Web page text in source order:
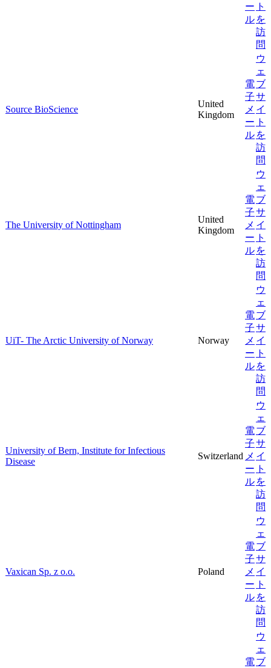
ー
ル
ト
を
訪
問
Source BioScience
United
Kingdom
電
子
メ
ー
ル
ウ
ェ
ブ
サ
イ
ト
を
訪
問
The University of Nottingham
United
Kingdom
電
子
メ
ー
ル
ウ
ェ
ブ
サ
イ
ト
を
訪
問
UiT- The Arctic University of Norway Norway
電
子
メ
ー
ル
ウ
ェ
ブ
サ
イ
ト
を
訪
問
University of Bern, Institute for Infectious
Disease
Switzerland
電
子
メ
ー
ル
ウ
ェ
ブ
サ
イ
ト
を
訪
問
Vaxican Sp. z o.o. Poland
電
子
メ
ー
ル
ウ
ェ
ブ
サ
イ
ト
を
訪
問
電
ウ
ェ
ブ